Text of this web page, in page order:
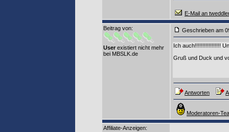
E-Mail an
Beitrag von:
User existiert nicht mehr
bei MBSLK.de
Geschrieben am
Ich auch!!!!!!!!!!!!!!!!!
Gruß und Duck und
Antworten
Moderatoren-
Affiliate-Anzeigen: